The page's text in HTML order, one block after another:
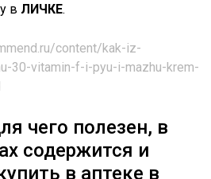
в ЛИЧКЕ.
content/kak-iz-
30-vitamin-f-i-pyu-i-mazhu-krem-
чего полезен, в
содержится и
в аптеке в